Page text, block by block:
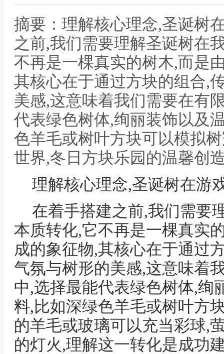
摘要：理解核心理念,圣诞树
之前,我们需要理解圣诞树在
不再是一棵真实的树木,而是
其核心在于通过方块的组合,
美感,这意味着我们需要在有
代表绿色树体,绚丽装饰以及
色羊毛或树叶方块可以模拟
世界,冬日方块乐园的温馨创
理解核心理念,圣诞树在游
在着手搭建之前,我们需要
本质转化,它不再是一棵真实
成的象征物,其核心在于通过
气氛与树形的美感,这意味着
中,选择最能代表绿色树体,绚
料,比如深绿色羊毛或树叶方
的羊毛或玻璃可以充当彩球,
的灯火,理解这一转化是成功